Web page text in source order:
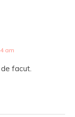
am
facut.